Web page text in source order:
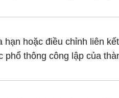
hạn hoặc điều chỉnh liên
phổ thông công lập của